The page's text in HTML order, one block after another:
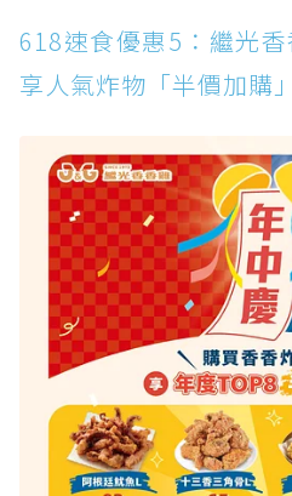
618速食優惠5：繼光香
享人氣炸物「半價加購」